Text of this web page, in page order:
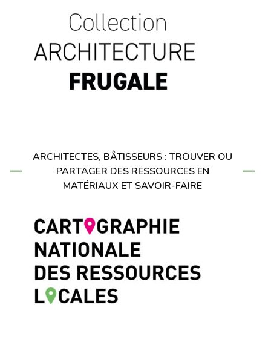
ARCHITECTES, BÂTISSEURS : TROUVER OU
PARTAGER DES RESSOURCES EN
MATÉRIAUX ET SAVOIR-FAIRE